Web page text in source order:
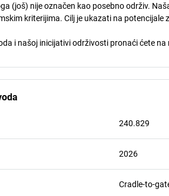
(još) nije označen kao posebno održiv.
kriterijima. Cilj je ukazati na
i našoj inicijativi održivosti pronaći ćete
240.829
2026
Cradle-to-